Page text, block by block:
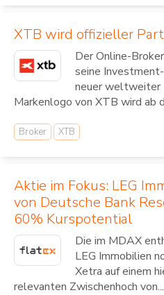
XTB wird offizieller
Der Online-
seine
neuer weltweiter
Markenlogo von XTB wird ab
Broker XTB
Aktie im Fokus: LEG
von Deutsche Bank
60% Kurspotential
Die im MDAX
LEG Immobilien
Xetra auf einem
relevanten Zwischenhoch von...